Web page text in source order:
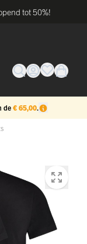
tot 50%!
de € 65,00.